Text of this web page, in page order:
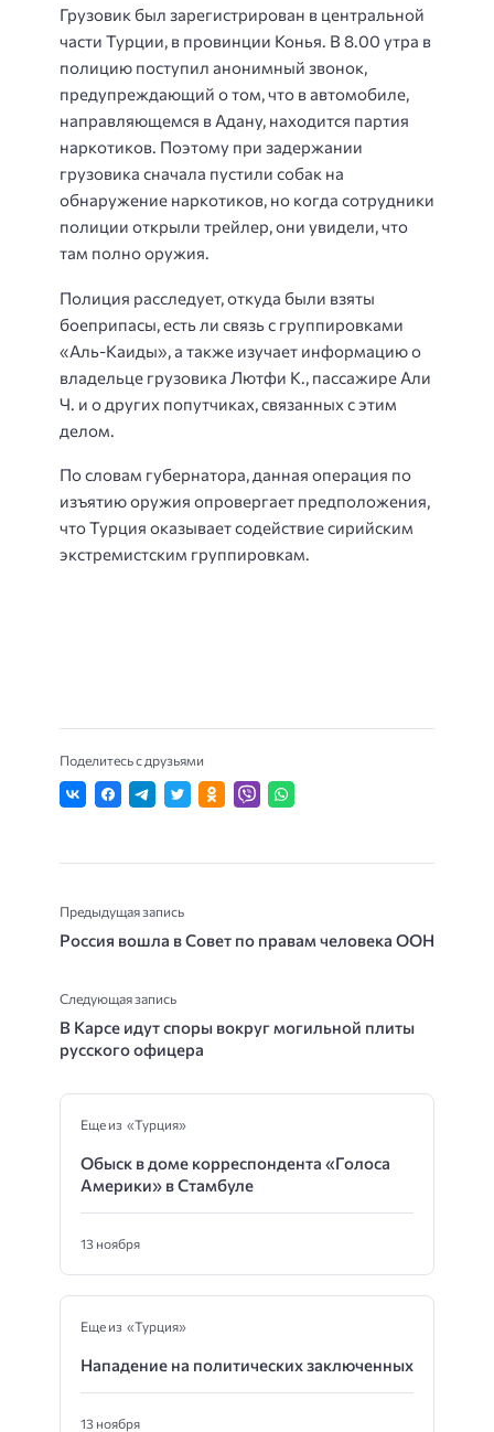
Грузовик был зарегистрирован в центральной
части Турции, в провинции Конья. В 8.00 утра в
полицию поступил анонимный звонок,
предупреждающий о том, что в автомобиле,
направляющемся в Адану, находится партия
наркотиков. Поэтому при задержании
грузовика сначала пустили собак на
обнаружение наркотиков, но когда сотрудники
полиции открыли трейлер, они увидели, что
там полно оружия.
Полиция расследует, откуда были взяты
боеприпасы, есть ли связь с группировками
«Аль-Каиды», а также изучает информацию о
владельце грузовика Лютфи К., пассажире Али
Ч. и о других попутчиках, связанных с этим
делом.
По словам губернатора, данная операция по
изъятию оружия опровергает предположения,
что Турция оказывает содействие сирийским
экстремистским группировкам.
Поделитесь с друзьями
Предыдущая запись
Россия вошла в Совет по правам человека ООН
Следующая запись
В Карсе идут споры вокруг могильной плиты
русского офицера
Еще из «Турция»
Обыск в доме корреспондента «Голоса
Америки» в Стамбуле
13 ноября
Еще из «Турция»
Нападение на политических заключенных
13 ноября